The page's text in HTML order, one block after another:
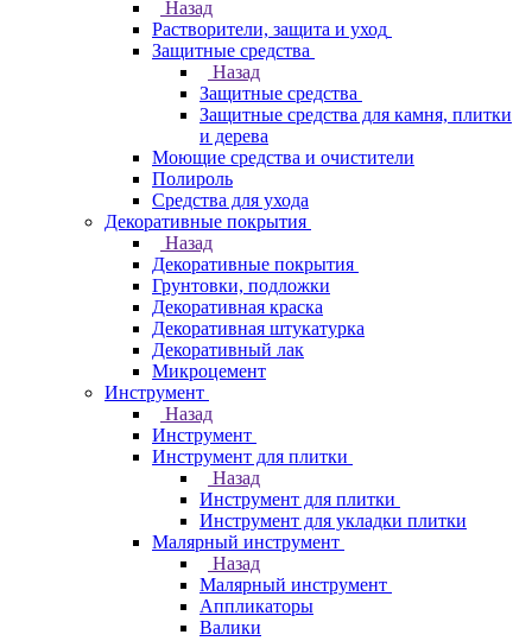
Назад
Растворители, защита и уход
Защитные средства
Назад
Защитные средства
Защитные средства для камня, плитки
и дерева
Моющие средства и очистители
Полироль
Средства для ухода
Декоративные покрытия
Назад
Декоративные покрытия
Грунтовки, подложки
Декоративная краска
Декоративная штукатурка
Декоративный лак
Микроцемент
Инструмент
Назад
Инструмент
Инструмент для плитки
Назад
Инструмент для плитки
Инструмент для укладки плитки
Малярный инструмент
Назад
Малярный инструмент
Аппликаторы
Валики